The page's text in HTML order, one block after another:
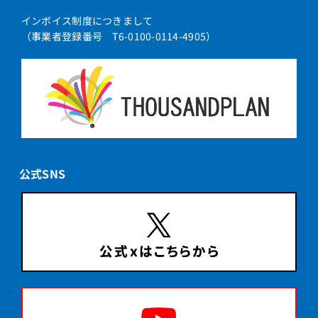
インボイス制度につきまして
（事業者登録番号 T6-0100-0114-4905）
公式SNS